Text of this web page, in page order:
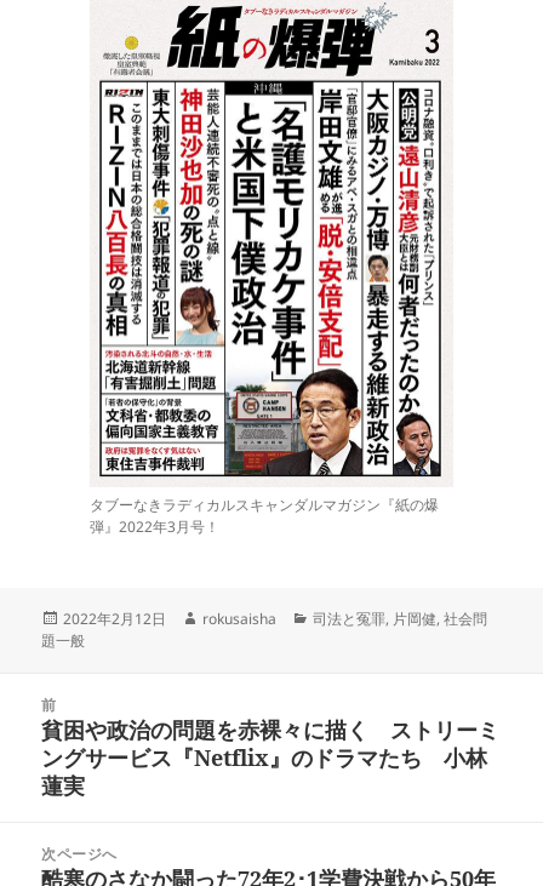
タブーなきラディカルスキャンダルマガジン『紙の爆
弾』2022年3月号！
投
稿
2022年2月12日
作
rokusaisha
カ
司法と冤罪, 片岡健,社会問
題一般
前
前
の
投
貧困や政治の問題を赤裸々に描く ストリーミ
ングサービス『Netflix』のドラマたち 小林
蓮実
次ページへ
次
酷寒のさなか闘った72年2･1学費決戦から50年